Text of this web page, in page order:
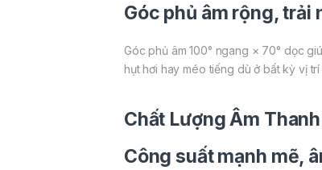
Góc phủ âm rộng, trải
Góc phủ âm 100° ngang × 70° dọc
hụt hơi hay méo tiếng dù ở bất kỳ vị
Chất Lượng Âm
Công suất mạnh mẽ,